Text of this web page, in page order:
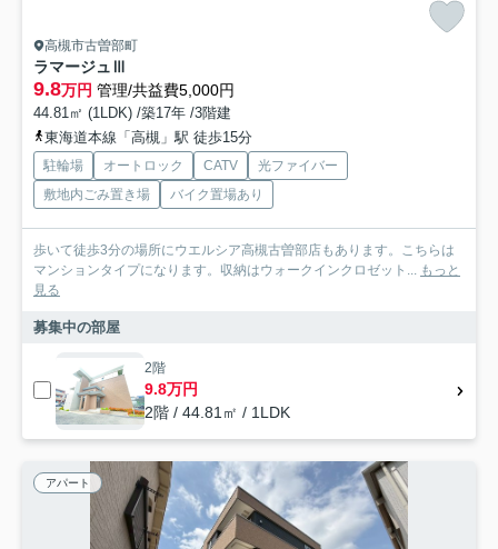
高槻市古曽部町
ラマージュⅢ
9.8万円 管理/共益費5,000円
44.81㎡ (1LDK) /築17年 /3階建
東海道本線「高槻」駅 徒歩15分
駐輪場 オートロック CATV
光ファイバー
敷地内ごみ置き場
バイク置場あり
歩いて徒歩3分の場所にウエルシア高槻古曽部店もあります。こちらは
マンションタイプになります。収納はウォークインクロゼット...
もっと
見る
募集中の部屋
2階
9.8万円
2階 / 44.81㎡ / 1LDK
アパート